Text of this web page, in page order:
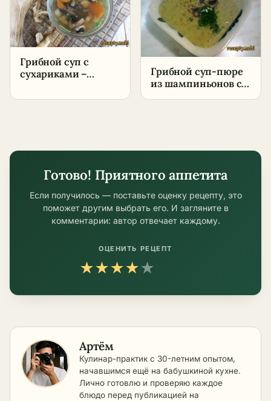
Грибной суп с
сухариками –
в домашних
Грибной суп-пюре
из шампиньонов со
сливками
Готово! Приятного аппетита
Если получилось — поставьте оценку рецепту, это
поможет другим выбрать его. И загляните в
комментарии: автор отвечает каждому.
ОЦЕНИТЬ РЕЦЕПТ
★★★★★
Артём
Кулинар-практик с 30-летним опытом,
начавшимся ещё на бабушкиной кухне.
Лично готовлю и проверяю каждое
блюдо перед публикацией на